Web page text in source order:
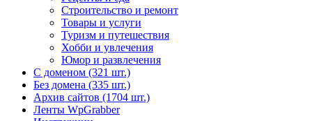
Строительство и ремонт
Товары и услуги
Туризм и путешествия
Хобби и увлечения
Юмор и развлечения
С доменом (321 шт.)
Без домена (335 шт.)
Архив сайтов (1704 шт.)
Ленты WpGrabber